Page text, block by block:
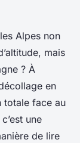
Alpes non
mais
? À
en
totale face au
une
de lire